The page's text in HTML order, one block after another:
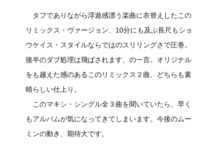
タフでありながら浮遊感漂う楽曲に衣替えしたこの
リミックス・ヴァージョン、10分にも及ぶ長尺もショ
ウケイス・スタイルならではのスリリングさで圧巻。
後半のダブ処理は飛ばされます、の一言。オリジナル
をも越えた感のあるこのリミックス２曲、どちらも素
晴らしい仕上り。
このマキシ・シングル全３曲を聞いていたら、早く
もアルバムが気になってきてしまいます。今後のムー
ミンの動き、期待大です。